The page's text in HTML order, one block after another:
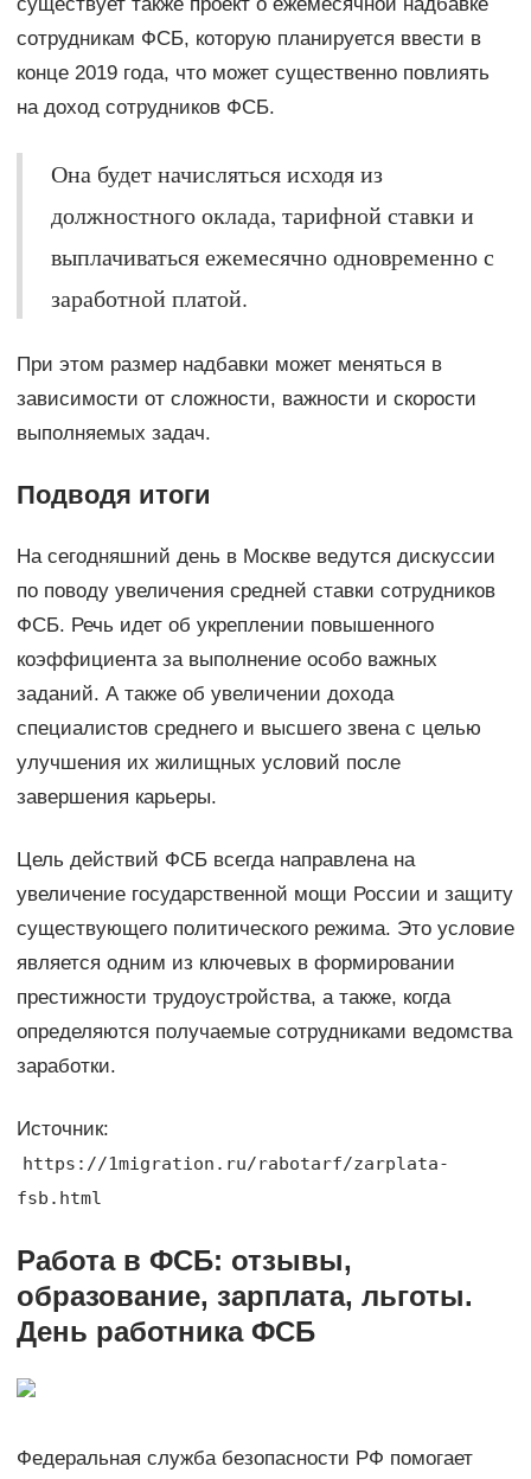
сотрудникам ФСБ, которую планируется ввести в
конце 2019 года, что может существенно повлиять
на доход сотрудников ФСБ.
Она будет начисляться исходя из
должностного оклада, тарифной ставки и
выплачиваться ежемесячно одновременно с
заработной платой.
При этом размер надбавки может меняться в
зависимости от сложности, важности и скорости
выполняемых задач.
Подводя итоги
На сегодняшний день в Москве ведутся дискуссии
по поводу увеличения средней ставки сотрудников
ФСБ. Речь идет об укреплении повышенного
коэффициента за выполнение особо важных
заданий. А также об увеличении дохода
специалистов среднего и высшего звена с целью
улучшения их жилищных условий после
завершения карьеры.
Цель действий ФСБ всегда направлена на
увеличение государственной мощи России и защиту
существующего политического режима. Это условие
является одним из ключевых в формировании
престижности трудоустройства, а также, когда
определяются получаемые сотрудниками ведомства
заработки.
Источник:
https://1migration.ru/rabotarf/zarplata-
fsb.html
Работа в ФСБ: отзывы,
образование, зарплата, льготы.
День работника ФСБ
Федеральная служба безопасности РФ помогает